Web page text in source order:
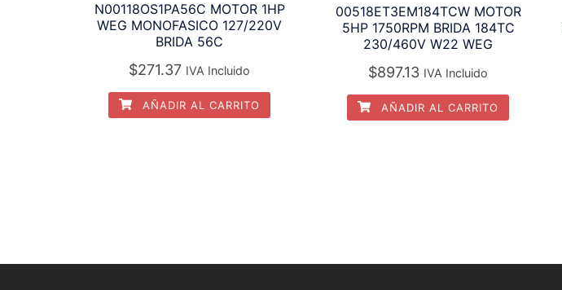
N00118OS1PA56C MOTOR 1HP
WEG MONOFASICO 127/220V
BRIDA 56C
$271.37 IVA Incluido
AÑADIR AL CARRITO
00518ET3EM184TCW MOTOR
5HP 1750RPM BRIDA 184TC
230/460V W22 WEG
$897.13 IVA Incluido
AÑADIR AL CARRITO